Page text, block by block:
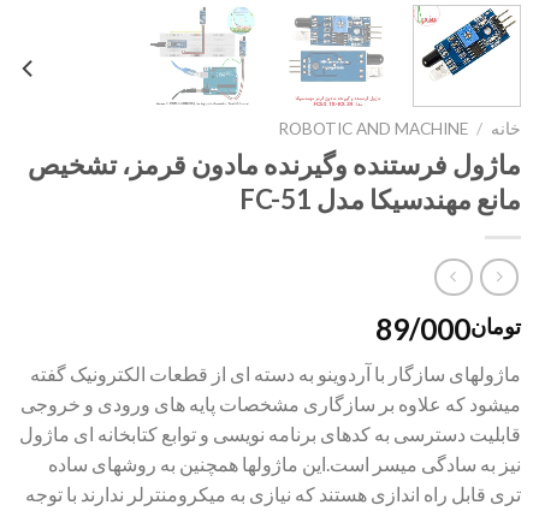
خانه /
ROBOTIC AND MACHINE
ماژول فرستنده وگیرنده مادون قرمز، تشخیص
مانع مهندسیکا مدل FC-51
تومان89/000
ماژولهای سازگار با آردوینو به دسته ای از قطعات الکترونیک گفته
میشود که علاوه بر سازگاری مشخصات پایه های ورودی و خروجی
قابلیت دسترسی به کدهای برنامه نویسی و توابع کتابخانه ای ماژول
نیز به سادگی میسر است.این ماژولها همچنین به روشهای ساده
تری قابل راه اندازی هستند که نیازی به میکرومنترلر ندارند با توجه